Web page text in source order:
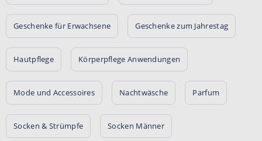
Geschenke für Erwachsene Geschenke zum Jahrestag
Hautpflege Körperpflege Anwendungen
Mode und Accessoires Nachtwäsche Parfum
Socken & Strümpfe Socken Männer